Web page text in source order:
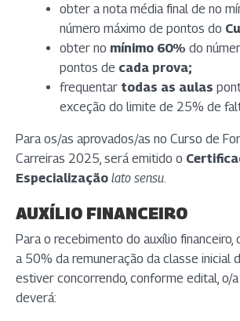
obter a nota média final de no
número máximo de pontos do
obter no mínimo 60% do
pontos de cada prova;
frequentar todas as aulas
exceção do limite de 25% de
Para os/as aprovados/as no Curso de
Carreiras 2025, será emitido o
Especialização lato sensu.
AUXÍLIO FINANCEIRO
Para o recebimento do auxílio financeiro,
a 50% da remuneração da classe inicial
estiver concorrendo, conforme edital, o/
deverá: